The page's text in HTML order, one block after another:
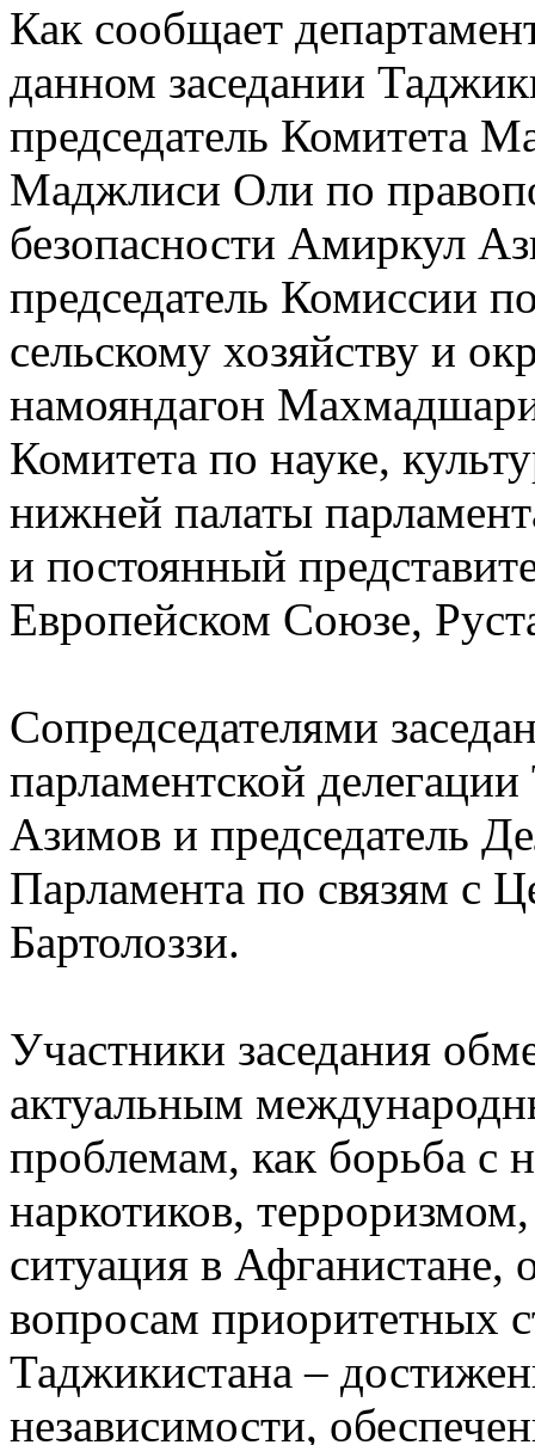
Как сообщает
данном заседании
председатель Комитета
Маджлиси Оли по
безопасности Амиркул
председатель Комиссии
сельскому хозяйству и
намояндагон
Комитета по науке,
нижней палаты
и постоянный
Европейском Союзе,
Сопредседателями
парламентской
Азимов и председатель
Парламента по связям с
Бартолоззи.
Участники заседания
актуальным
проблемам, как борьба с
наркотиков,
ситуация в Афганистане,
вопросам приоритетных
Таджикистана –
независимости,